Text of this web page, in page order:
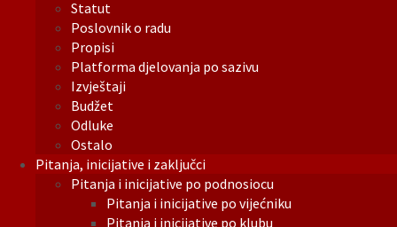
Statut
Poslovnik o radu
Propisi
Platforma djelovanja po sazivu
Izvještaji
Budžet
Odluke
Ostalo
Pitanja, inicijative i zaključci
Pitanja i inicijative po podnosiocu
Pitanja i inicijative po vijećniku
Pitanja i inicijative po klubu